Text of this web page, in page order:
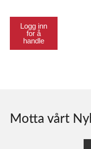
Logg inn
for å
handle
Motta vårt